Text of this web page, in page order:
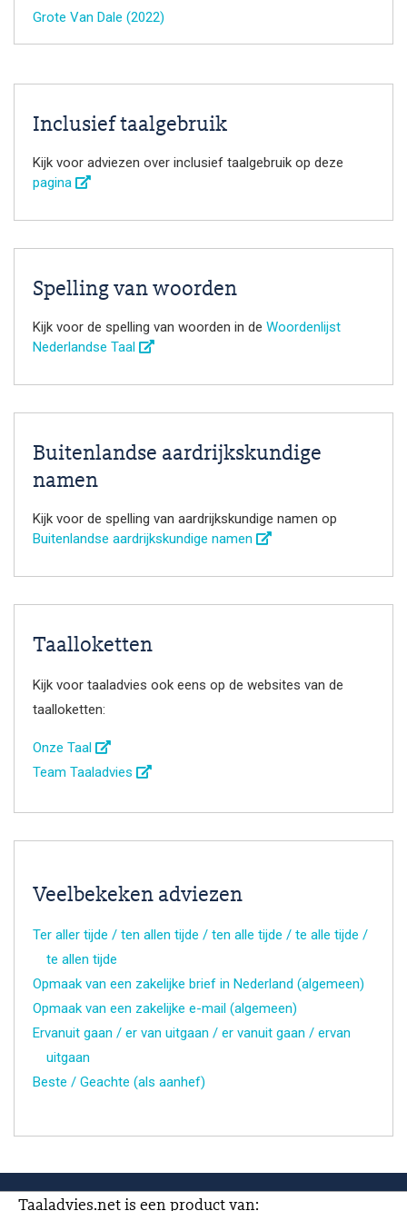
Grote Van Dale (2022)
Inclusief taalgebruik
Kijk voor adviezen over inclusief taalgebruik op deze
pagina
Spelling van woorden
Kijk voor de spelling van woorden in de Woordenlijst
Nederlandse Taal
Buitenlandse aardrijkskundige
namen
Kijk voor de spelling van aardrijkskundige namen op
Buitenlandse aardrijkskundige namen
Taalloketten
Kijk voor taaladvies ook eens op de websites van de
taalloketten:
Onze Taal
Team Taaladvies
Veelbekeken adviezen
Ter aller tijde / ten allen tijde / ten alle tijde / te alle tijde /
te allen tijde
Opmaak van een zakelijke brief in Nederland (algemeen)
Opmaak van een zakelijke e-mail (algemeen)
Ervanuit gaan / er van uitgaan / er vanuit gaan / ervan
uitgaan
Beste / Geachte (als aanhef)
Taaladvies.net is een product van: